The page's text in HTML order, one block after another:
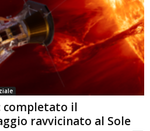
completato il
ravvicinato al Sole